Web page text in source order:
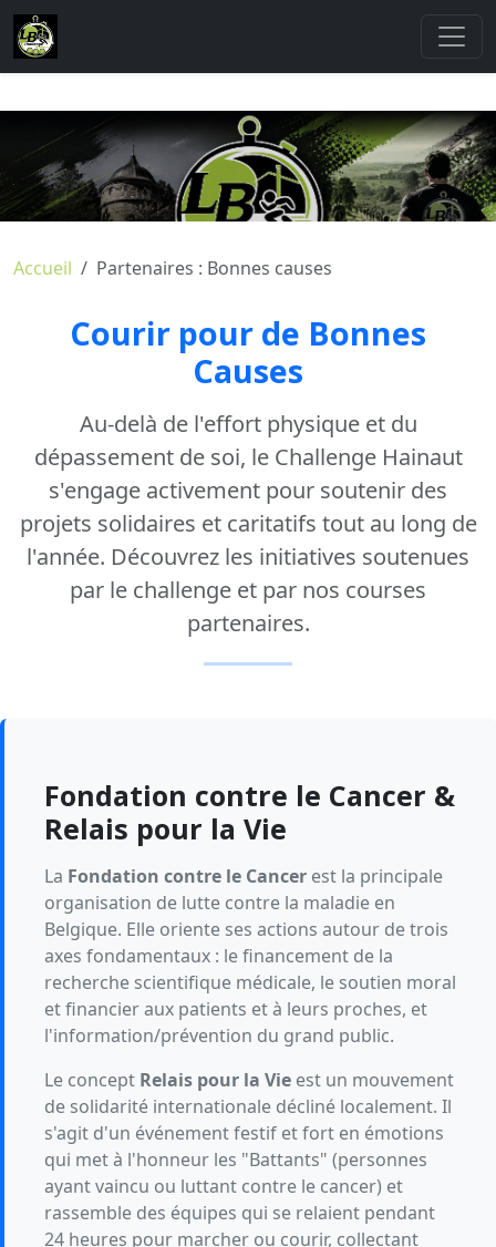
Accueil Partenaires : Bonnes causes
Courir pour de Bonnes
Causes
Au-delà de l'effort physique et du
dépassement de soi, le Challenge Hainaut
s'engage activement pour soutenir des
projets solidaires et caritatifs tout au long de
l'année. Découvrez les initiatives soutenues
par le challenge et par nos courses
partenaires.
Fondation contre le Cancer &
Relais pour la Vie
La Fondation contre le Cancer est la principale
organisation de lutte contre la maladie en
Belgique. Elle oriente ses actions autour de trois
axes fondamentaux : le financement de la
recherche scientifique médicale, le soutien moral
et financier aux patients et à leurs proches, et
l'information/prévention du grand public.
Le concept Relais pour la Vie est un mouvement
de solidarité internationale décliné localement. Il
s'agit d'un événement festif et fort en émotions
qui met à l'honneur les "Battants" (personnes
ayant vaincu ou luttant contre le cancer) et
rassemble des équipes qui se relaient pendant
24 heures pour marcher ou courir, collectant